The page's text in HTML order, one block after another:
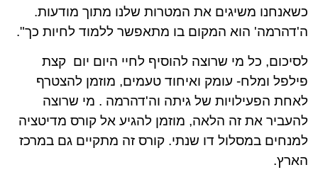
כשאנחנו משיגים את המטרות שלנו מתוך מודעות.
ה'דהרמה' הוא המקום בו מתאפשר ללמוד לחיות כך".
לסיכום, כל מי שרוצה להוסיף לחיי היום יום קצת
פילפל ומלח- עומק ואיחוד טעמים, מוזמן להצטרף
לאחת הפעילויות של גיתה וה'דהרמה . מי שרוצה
להעביר את זה הלאה, מוזמן להגיע אל קורס מדיטציה
למנחים במסלול דו שנתי. קורס זה מתקיים גם במרכז
הארץ.